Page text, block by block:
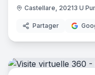
Castellare, 20213 U
Partager